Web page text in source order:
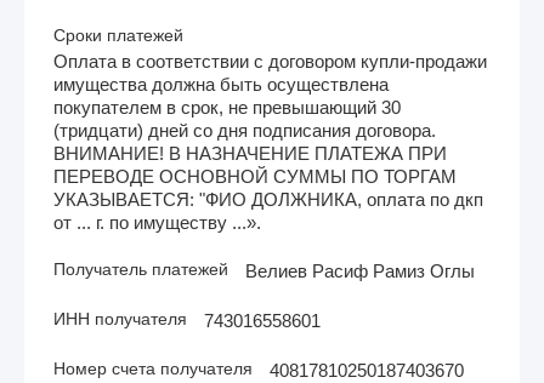
Сроки платежей
Оплата в соответствии с договором купли-продажи
имущества должна быть осуществлена
покупателем в срок, не превышающий 30
(тридцати) дней со дня подписания договора.
ВНИМАНИЕ! В НАЗНАЧЕНИЕ ПЛАТЕЖА ПРИ
ПЕРЕВОДЕ ОСНОВНОЙ СУММЫ ПО ТОРГАМ
УКАЗЫВАЕТСЯ: "ФИО ДОЛЖНИКА, оплата по дкп
от ... г. по имуществу ...».
Получатель платежей Велиев Расиф Рамиз Оглы
ИНН получателя 743016558601
Номер счета получателя 40817810250187403670